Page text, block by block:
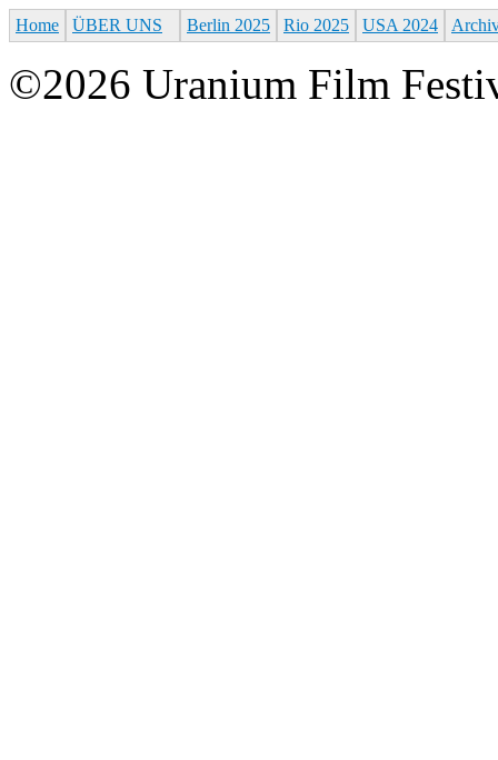
Home ÜBER UNS Berlin 2025 Rio 2025 USA 2024
©2026 Uranium Film